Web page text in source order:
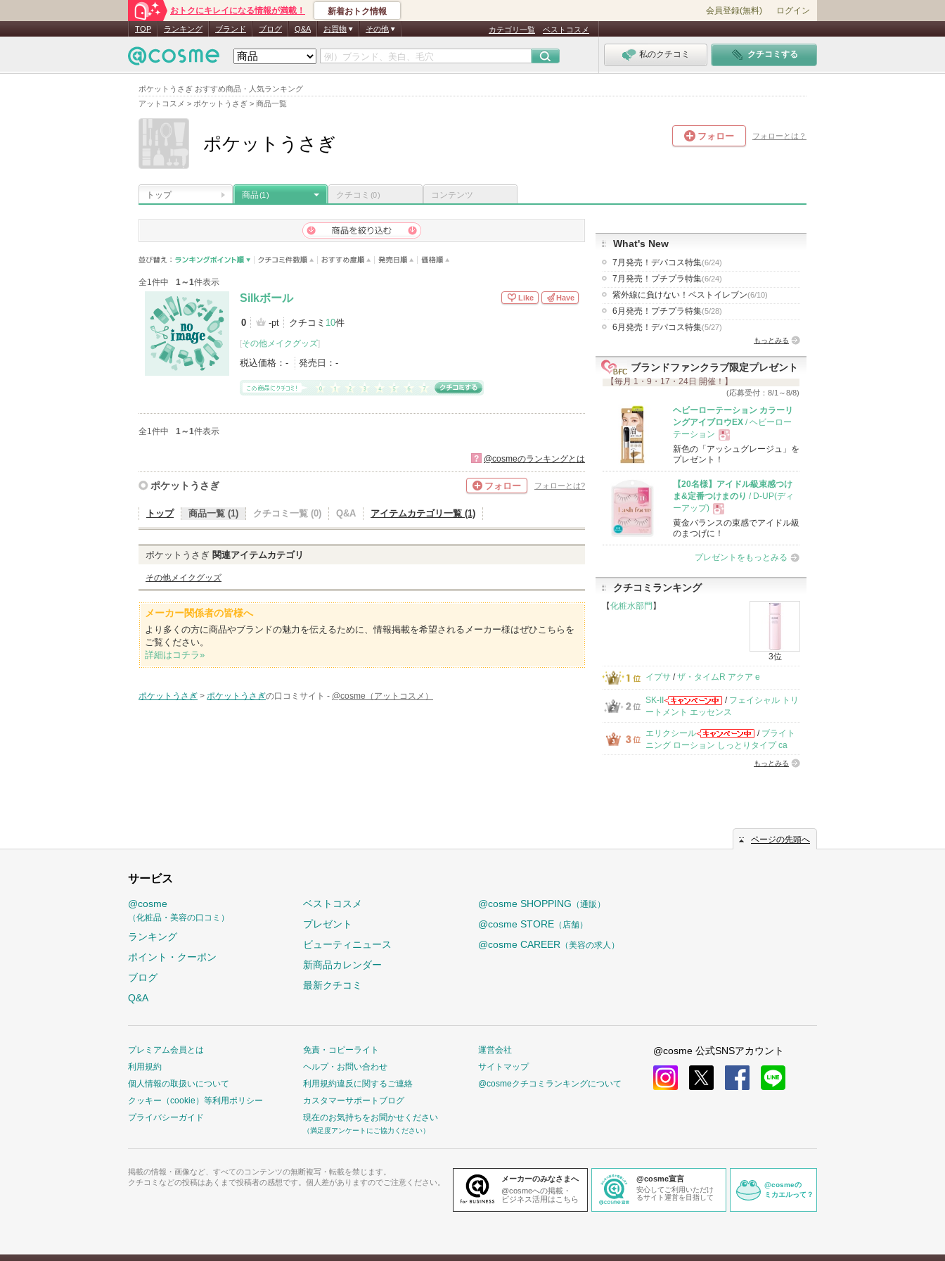
ポケットうさぎ おすすめ商品・人気ランキング
アットコスメ > ポケットうさぎ > 商品一覧
おトクにキレイになる情報が満載！ 新着おトク情報 会員登録(無料) ログイン
TOP ランキング ブランド ブログ Q&A お買物 その他 カテゴリ一覧 ベストコスメ
私のクチコミ クチコミする
ポケットうさぎ フォロー フォローとは？
トップ 商品(1) クチコミ (0) コンテンツ
全1件中 1～1件表示
Silkボール
0 -pt クチコミ 10件
[その他メイクグッズ]
税込価格： - 発売日： -
Like Have
全1件中 1～1件表示
? @cosmeのランキングとは
ポケットうさぎ フォロー フォローとは?
トップ 商品一覧 (1) クチコミ一覧 (0) Q&A アイテムカテゴリ一覧 (1)
ポケットうさぎ 関連アイテムカテゴリ
その他メイクグッズ
メーカー関係者の皆様へ
より多くの方に商品やブランドの魅力を伝えるために、情報掲載を希望されるメーカー様はぜひこちらを
ご覧ください。
詳細はコチラ»
ポケットうさぎ > ポケットうさぎの口コミサイト - @cosme（アットコスメ）
What's New
7月発売！デパコス特集(6/24)
7月発売！プチプラ特集(6/24)
紫外線に負けない！ベストイレブン(6/10)
6月発売！プチプラ特集(5/28)
6月発売！デパコス特集(5/27)
もっとみる
ブランドファンクラブ限定プレゼント
【毎月 1・9・17・24日 開催！】
(応募受付：8/1～8/8)
ヘビーローテーション カラーリ
ングアイブロウEX / ヘビーロー
テーション
現
品
新色の「アッシュグレージュ」を
プレゼント！
【20名様】アイドル級束感つけ
ま&定番つけまのり / D-UP(ディ
ーアップ)
現
品
黄金バランスの束感でアイドル級
のまつげに！
プレゼントをもっとみる
クチコミランキング
【化粧水部門】
3位
イプサ /ザ・タイムR アクア e
SK-II / フェイシャル トリ
ートメント エッセンス
エリクシール / ブライト
ニング ローション しっとりタイプ ca
もっとみる
ページの先頭へ
サービス
@cosme
（化粧品・美容の口コミ）
ランキング
ポイント・クーポン
ブログ
Q&A
ベストコスメ
プレゼント
ビューティニュース
新商品カレンダー
最新クチコミ
@cosme SHOPPING （通販）
@cosme STORE （店舗）
@cosme CAREER （美容の求人）
プレミアム会員とは
利用規約
個人情報の取扱いについて
クッキー（cookie）等利用ポリシー
プライバシーガイド
免責・コピーライト
ヘルプ・お問い合わせ
利用規約違反に関するご連絡
カスタマーサポートブログ
現在のお気持ちをお聞かせください
（満足度アンケートにご協力ください）
運営会社
サイトマップ
@cosmeクチコミランキングについて
@cosme 公式SNSアカウント
掲載の情報・画像など、すべてのコンテンツの無断複写・転載を禁じます。
クチコミなどの投稿はあくまで投稿者の感想です。個人差がありますのでご注意ください。
メーカーのみなさまへ
@cosmeへの掲載・
ビジネス活用はこちら
@cosme宣言
安心してご利用いただけ
るサイト運営を目指して
@cosmeの
ミカエルって？